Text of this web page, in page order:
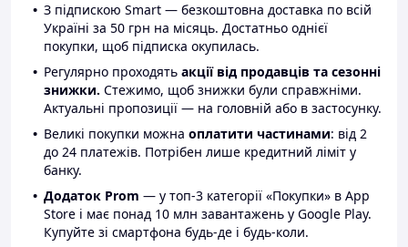
З підпискою Smart — безкоштовна доставка по всій
Україні за 50 грн на місяць. Достатньо однієї
покупки, щоб підписка окупилась.
Регулярно проходять акції від продавців та сезонні
знижки. Стежимо, щоб знижки були справжніми.
Актуальні пропозиції — на головній або в застосунку.
Великі покупки можна оплатити частинами: від 2
до 24 платежів. Потрібен лише кредитний ліміт у
банку.
Додаток Prom — у топ-3 категорії «Покупки» в App
Store і має понад 10 млн завантажень у Google Play.
Купуйте зі смартфона будь-де і будь-коли.